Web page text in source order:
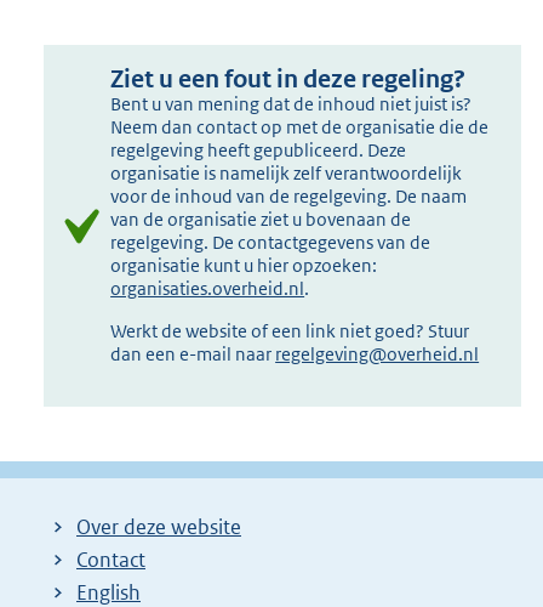
Ziet u een fout in deze regeling?
Bent u van mening dat de inhoud niet juist is?
Neem dan contact op met de organisatie die de
regelgeving heeft gepubliceerd. Deze
organisatie is namelijk zelf verantwoordelijk
voor de inhoud van de regelgeving. De naam
van de organisatie ziet u bovenaan de
regelgeving. De contactgegevens van de
organisatie kunt u hier opzoeken:
organisaties.overheid.nl.
Werkt de website of een link niet goed? Stuur
dan een e-mail naar regelgeving@overheid.nl
Over deze website
Contact
English